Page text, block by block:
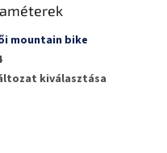
mountain bike
kiválasztása